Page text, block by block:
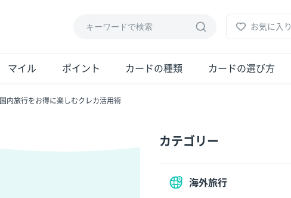
お気に入り
マイル ポイント カードの種類 カードの選び方
内旅行をお得に楽しむクレカ活用術
カテゴリー
海外旅行